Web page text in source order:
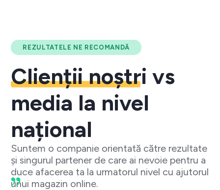
REZULTATELE NE RECOMANDĂ
Clienții noștri vs
media la nivel
național
Suntem o companie orientată către rezultate
și singurul partener de care ai nevoie pentru a
duce afacerea ta la urmatorul nivel cu ajutorul
unui magazin online.